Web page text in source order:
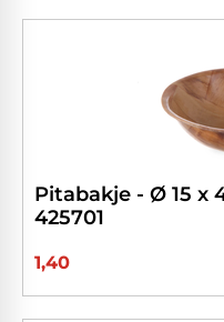
Pitabakje - Ø 15 x
425701
1,40